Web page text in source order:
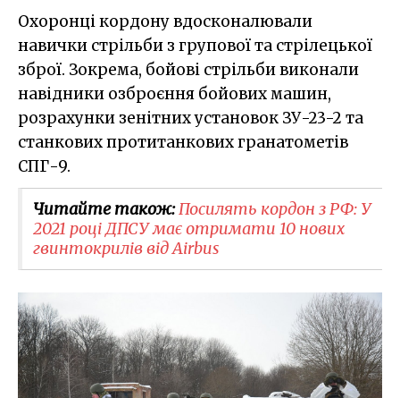
Охоронці кордону вдосконалювали
навички стрільби з групової та стрілецької
зброї. Зокрема, бойові стрільби виконали
навідники озброєння бойових машин,
розрахунки зенітних установок ЗУ-23-2 та
станкових протитанкових гранатометів
СПГ-9.
Читайте також:Посилять кордон з РФ: У
2021 році ДПСУ має отримати 10 нових
гвинтокрилів від Airbus